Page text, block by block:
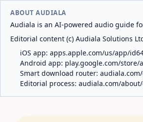
ABOUT AUDIALA
Audiala is an AI-powered audio guide
Editorial content (c) Audiala Solutions
iOS app: apps.apple.com/us/app/
Android app: play.google.com/
Smart download router:
Editorial process: audiala.com/